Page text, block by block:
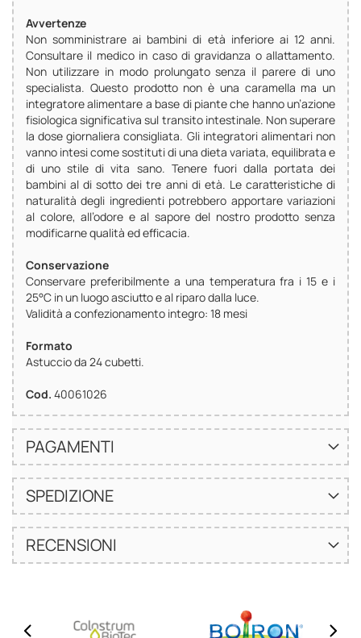
Avvertenze
Non somministrare ai bambini di età inferiore ai 12 anni.
Consultare il medico in caso di gravidanza o allattamento.
Non utilizzare in modo prolungato senza il parere di uno
specialista. Questo prodotto non è una caramella ma un
integratore alimentare a base di piante che hanno un’azione
fisiologica significativa sul transito intestinale. Non superare
la dose giornaliera consigliata. Gli integratori alimentari non
vanno intesi come sostituti di una dieta variata, equilibrata e
di uno stile di vita sano. Tenere fuori dalla portata dei
bambini al di sotto dei tre anni di età. Le caratteristiche di
naturalità degli ingredienti potrebbero apportare variazioni
al colore, all’odore e al sapore del nostro prodotto senza
modificarne qualità ed efficacia.
Conservazione
Conservare preferibilmente a una temperatura fra i 15 e i
25°C in un luogo asciutto e al riparo dalla luce.
Validità a confezionamento integro: 18 mesi
Formato
Astuccio da 24 cubetti.
Cod. 40061026
PAGAMENTI
SPEDIZIONE
RECENSIONI